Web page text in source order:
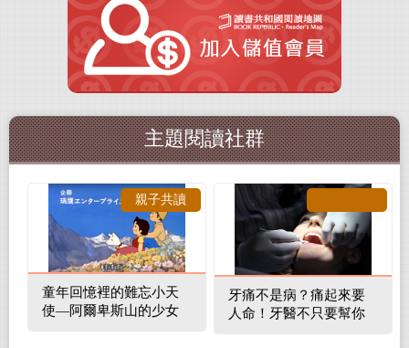
主題閱讀社群
童年回憶裡的難忘小天
使—阿爾卑斯山的少女
親子共讀
牙痛不是病？痛起來要
人命！牙醫不只要幫你